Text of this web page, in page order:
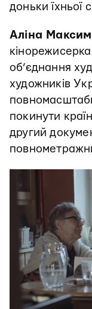
доньки їхньої
Аліна
об’єднання
художників
покинути
другий